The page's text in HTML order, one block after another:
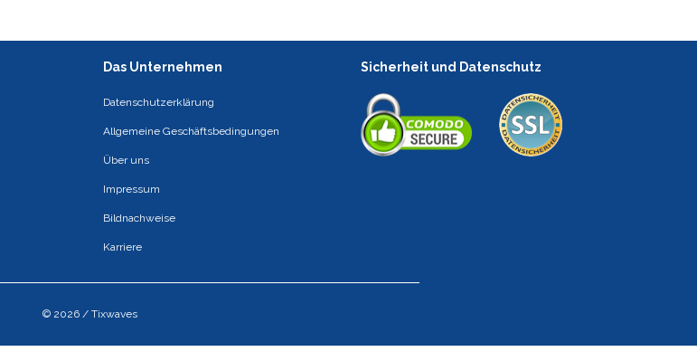
Das Unternehmen
Datenschutzerklärung
Allgemeine Geschäftsbedingungen
Über uns
Impressum
Bildnachweise
Karriere
Sicherheit und Datenschutz
© 2026 / Tixwaves